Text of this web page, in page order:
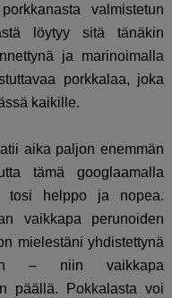
valmistetun
löytyy sitä tänäkin
ja marinoimalla
porkkalaa, joka
kaikille.
aika paljon enemmän
tämä googlaamalla
tosi helppo ja nopea.
vaikkapa perunoiden
mielestäni yhdistettynä
– niin vaikkapa
päällä. Pokkalasta voi